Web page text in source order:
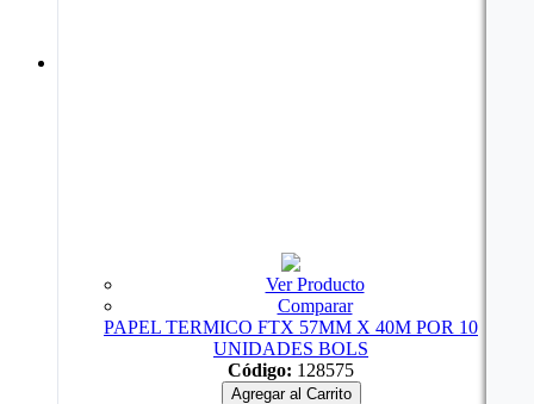
Ver Producto
Comparar
PAPEL TERMICO FTX 57MM X 40M POR 10
UNIDADES BOLS
Código: 128575
Agregar al Carrito